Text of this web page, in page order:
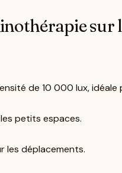
sur
de 10 000 lux,
petits espaces.
les déplacements.